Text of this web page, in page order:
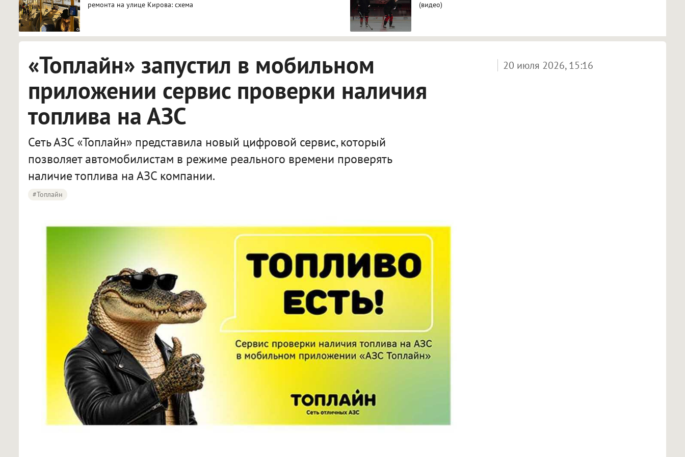
ремонта на улице Кирова: схема
(видео)
«Топлайн» запустил в мобильном
приложении сервис проверки наличия
топлива на АЗС
Сеть АЗС «Топлайн» представила новый цифровой сервис, который
позволяет автомобилистам в режиме реального времени проверять
наличие топлива на АЗС компании.
#Топлайн
20 июля 2026, 15:16